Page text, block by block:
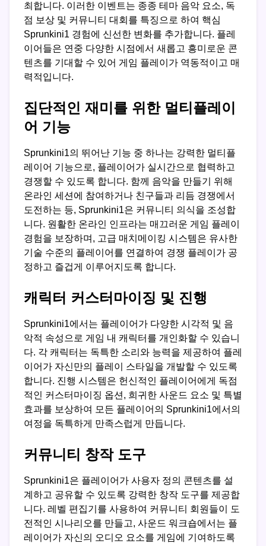
최합니다. 이러한 이벤트는 종종 테마 음악 요소, 독
점 보상 및 커뮤니티 대회를 특징으로 하여 핵심
Sprunkini1 경험에 신선한 변화를 추가합니다. 플레
이어들은 연중 다양한 시점에서 새롭고 흥미로운 콘
텐츠를 기대할 수 있어 게임 플레이가 역동적이고 매
력적입니다.
집단적인 재미를 위한 멀티플레이
어 기능
Sprunkini1의 뛰어난 기능 중 하나는 강력한 멀티플
레이어 기능으로, 플레이어가 실시간으로 협력하고
경쟁할 수 있도록 합니다. 함께 음악을 만들기 위해
온라인 세션에 참여하거나 친구들과 리듬 경쟁에서
도전하는 등, Sprunkini1은 커뮤니티 의식을 조성합
니다. 원활한 온라인 인프라는 매끄러운 게임 플레이
경험을 보장하며, 고급 매치메이킹 시스템은 유사한
기술 수준의 플레이어를 연결하여 경쟁 플레이가 공
정하고 즐겁게 이루어지도록 합니다.
캐릭터 커스터마이징 및 진행
Sprunkini1에서는 플레이어가 다양한 시각적 및 음
악적 속성으로 게임 내 캐릭터를 개인화할 수 있습니
다. 각 캐릭터는 독특한 소리와 능력을 제공하여 플레
이어가 자신만의 플레이 스타일을 개발할 수 있도록
합니다. 진행 시스템은 헌신적인 플레이어에게 독점
적인 커스터마이징 옵션, 희귀한 사운드 요소 및 특별
효과를 보상하여 모든 플레이어의 Sprunkini1에서의
여정을 독특하게 만족스럽게 만듭니다.
커뮤니티 창작 도구
Sprunkini1은 플레이어가 사용자 정의 콘텐츠를 설
계하고 공유할 수 있도록 강력한 창작 도구를 제공합
니다. 레벨 편집기를 사용하여 커뮤니티 회원들이 도
전적인 시나리오를 만들고, 사운드 워크숍에서는 플
레이어가 자신의 오디오 요소를 게임에 기여하도록